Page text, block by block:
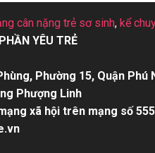
cân nặng trẻ sơ sinh, kể
YÊU TRẺ
Phường 15, Quận Phú
Phượng Linh
xã hội trên mạng số